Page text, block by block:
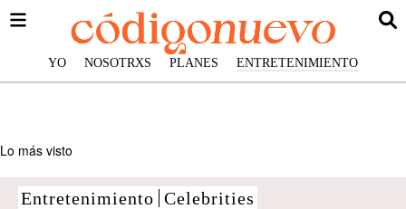
YO NOSOTRXS PLANES ENTRETENIMIENTO
Lo más visto
Entretenimiento Celebrities